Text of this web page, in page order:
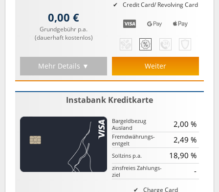
Credit Card/ Revolving Card
0,00 €
Grundgebühr p.a.
(dauerhaft kostenlos)
Mehr Details ▼ Weiter
Instabank Kreditkarte
Charge Card
Bargeld­bezug
Ausland
2,00 %
Fremd­währungs­
entgelt
2,49 %
Sollzins p.a. 18,90 %
zinsfreies Zahlungs­
ziel
-